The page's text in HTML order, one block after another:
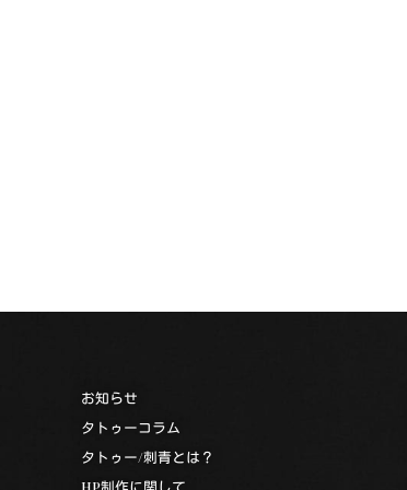
お知らせ
タトゥーコラム
タトゥー/刺青とは？